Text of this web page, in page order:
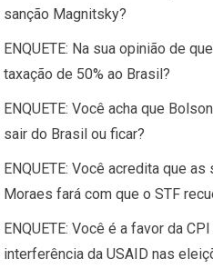
sanção Magnitsky?
ENQUETE: Na sua opinião de
taxação de 50% ao Brasil?
ENQUETE: Você acha que
sair do Brasil ou ficar?
ENQUETE: Você acredita que
Moraes fará com que o STF
ENQUETE: Você é a favor da
interferência da USAID nas